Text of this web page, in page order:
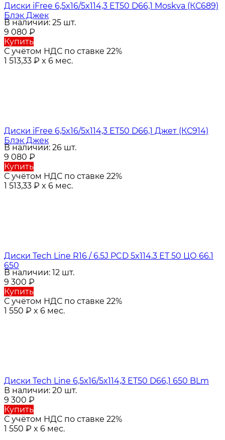
Диски iFree 6,5x16/5x114,3 ET50 D66,1 Moskva (КС689)
Блэк Джек
В наличии: 25 шт.
9 080 ₽
Купить
С учётом НДС по ставке 22%
1 513,33 ₽ x 6 мес.
Диски iFree 6,5x16/5x114,3 ET50 D66,1 Джет (КС914)
Блэк Джек
В наличии: 26 шт.
9 080 ₽
Купить
С учётом НДС по ставке 22%
1 513,33 ₽ x 6 мес.
Диски Tech Line R16 / 6.5J PCD 5x114.3 ЕТ 50 ЦО 66.1
650
В наличии: 12 шт.
9 300 ₽
Купить
С учётом НДС по ставке 22%
1 550 ₽ x 6 мес.
Диски Tech Line 6,5x16/5x114,3 ET50 D66,1 650 BLm
В наличии: 20 шт.
9 300 ₽
Купить
С учётом НДС по ставке 22%
1 550 ₽ x 6 мес.